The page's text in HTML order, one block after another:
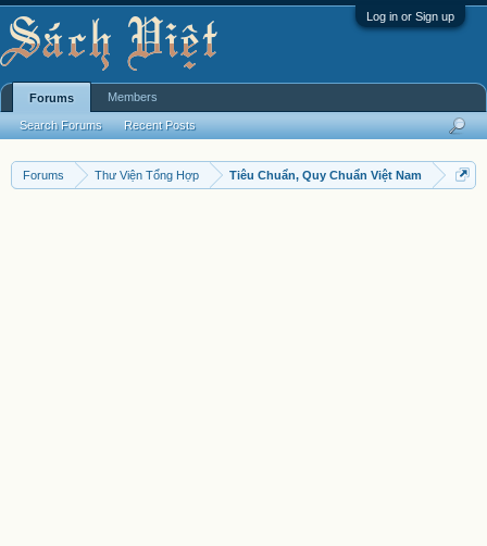
Log in or Sign up
Forums Thư Viện Tổng Hợp Tiêu Chuẩn, Quy Chuẩn Việt Nam
Forums
Search Forums Recent Posts
Members